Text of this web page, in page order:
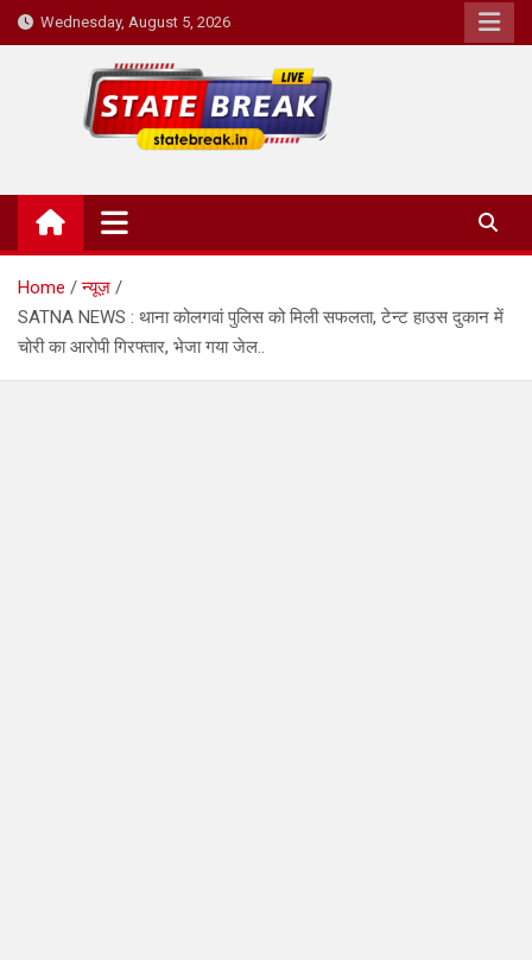
Skip
to
Wednesday, August 5, 2026
State Break
Home
न्यूज़
SATNA NEWS : थाना कोलगवां पुलिस को मिली सफलता, टेन्ट हाउस दुकान में
चोरी का आरोपी गिरफ्तार, भेजा गया जेल..